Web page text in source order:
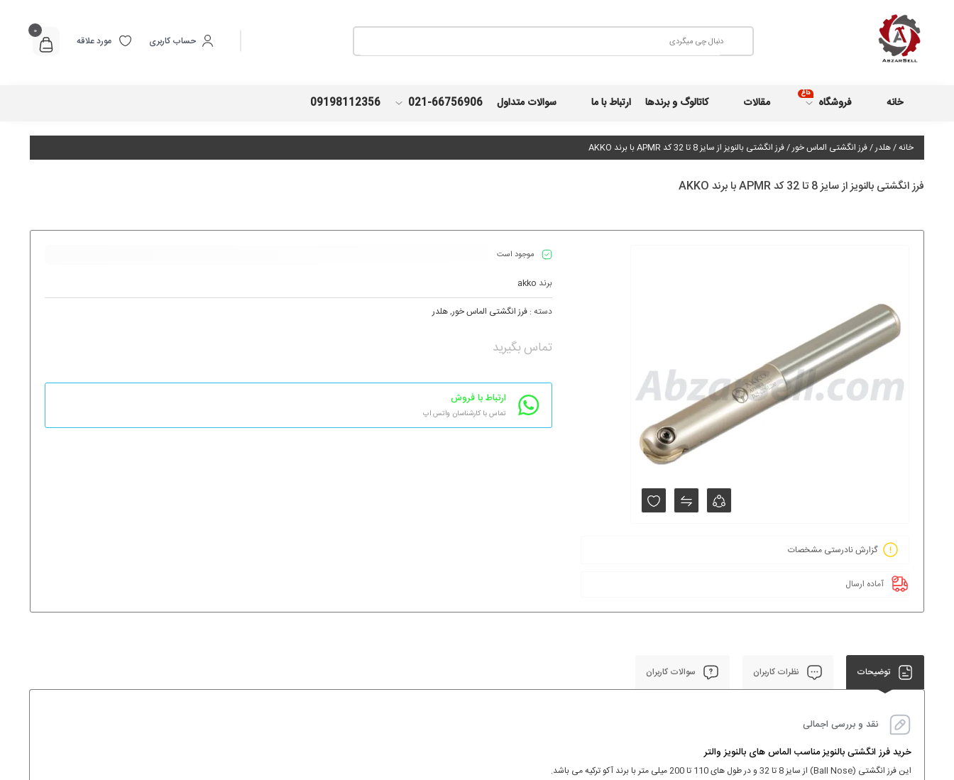
حساب کاربری مورد علاقه
0
خانه فروشگاه
داغ
مقالات کاتالوگ و برندها ارتباط با ما سوالات متداول 021-66756906
09198112356
خانه/هلدر/فرز انگشتی الماس خور/ فرز انگشتی بالنویز از سایز 8 تا 32 کد APMR با برند AKKO
فرز انگشتی بالنویز از سایز 8 تا 32 کد APMR با برند AKKO
گزارش نادرستی مشخصات
آماده ارسال
موجود است
برند akko
دسته :فرز انگشتی الماس خور,هلدر
تماس بگیرید
ارتباط با فروش
تماس با کارشناسان واتس اپ
توضیحات نظرات کاربران سوالات کاربران
نقد و بررسی اجمالی
خرید فرز انگشتی بالنویز مناسب الماس های بالنویز والتر
این فرز انگشتی (Ball Nose) از سایز 8 تا 32 و در طول های 110 تا 200 میلی متر با برند آکو ترکیه می باشد.